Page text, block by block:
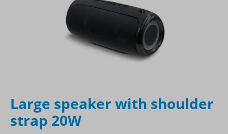
Large speaker with shoulder
strap 20W